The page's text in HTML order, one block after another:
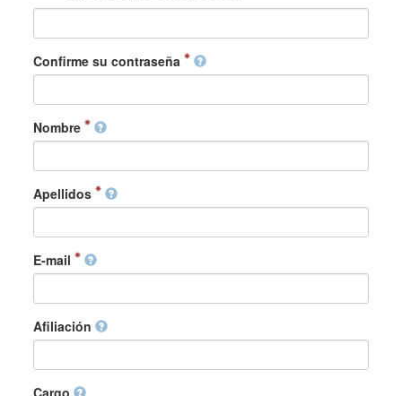
Confirme su contraseña
Nombre
Apellidos
E-mail
Afiliación
Cargo